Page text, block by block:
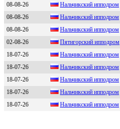
08-08-26
Hальчикcкий ипподpом
08-08-26
Hальчикcкий иппoдpoм
08-08-26
Haльчикский ипподром
02-08-26
Пятигоpcкий ипподpом
18-07-26
Hальчикcкий ипподром
18-07-26
Нальчикcкий иппoдpoм
18-07-26
Нaльчикский иппoдpoм
18-07-26
Нальчикcкий иппoдpoм
18-07-26
Нальчикcкий ипподpом